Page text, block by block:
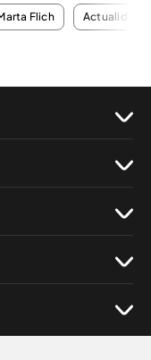
Flich Actualidad